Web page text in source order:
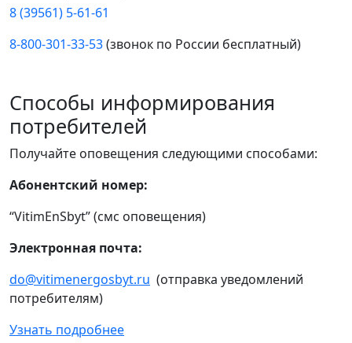
8 (39561) 5-61-61
8-800-301-33-53(звонок по России бесплатный)
Способы информирования
потребителей
Получайте оповещения следующими способами:
Абонентский номер:
“VitimEnSbyt” (смс оповещения)
Электронная почта:
do@vitimenergosbyt.ru (отправка уведомлений
потребителям)
Узнать подробнее